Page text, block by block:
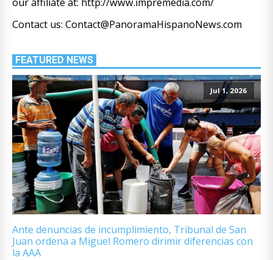
Contact us: Contact@PanoramaHispanoNews.com
FEATURED NEWS
Jul 1, 2026
Ante denuncias de incumplimiento, Tribunal de San
Juan ordena a Miguel Romero dirimir diferencias con
la AAA